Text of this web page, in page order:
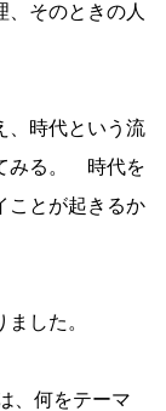
そのときの人
、時代という流
みる。 時代を
とが起きるか
した。
、何をテーマ